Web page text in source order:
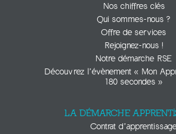
Nos chiffres clés
Qui sommes-nous ?
Offre de services
Rejoignez-nous !
Notre démarche RSE
Découvrez l’évènement « Mon
180 secondes »
LA DÉMARCHE
Contrat d’apprentissage